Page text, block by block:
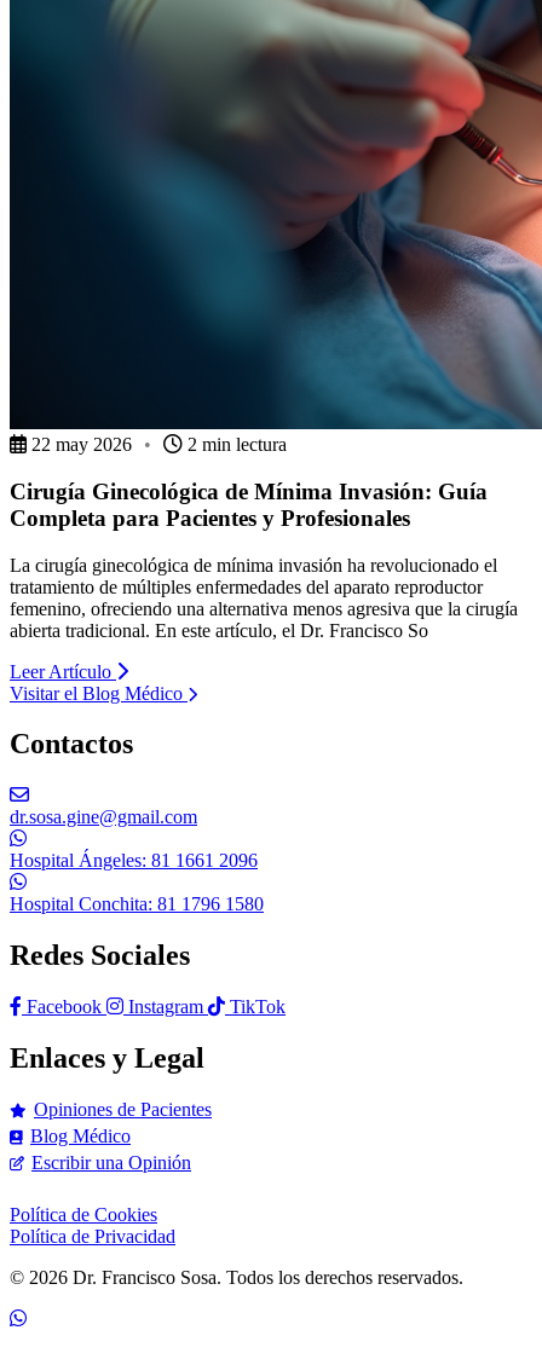
22 may 2026 • 2 min lectura
Cirugía Ginecológica de Mínima Invasión: Guía
Completa para Pacientes y Profesionales
La cirugía ginecológica de mínima invasión ha revolucionado el
tratamiento de múltiples enfermedades del aparato reproductor
femenino, ofreciendo una alternativa menos agresiva que la cirugía
abierta tradicional. En este artículo, el Dr. Francisco So
Leer Artículo
Visitar el Blog Médico
Contactos
dr.sosa.gine@gmail.com
Hospital Ángeles: 81 1661 2096
Hospital Conchita: 81 1796 1580
Redes Sociales
Facebook Instagram TikTok
Enlaces y Legal
Opiniones de Pacientes
Blog Médico
Escribir una Opinión
Política de Cookies
Política de Privacidad
© 2026 Dr. Francisco Sosa. Todos los derechos reservados.